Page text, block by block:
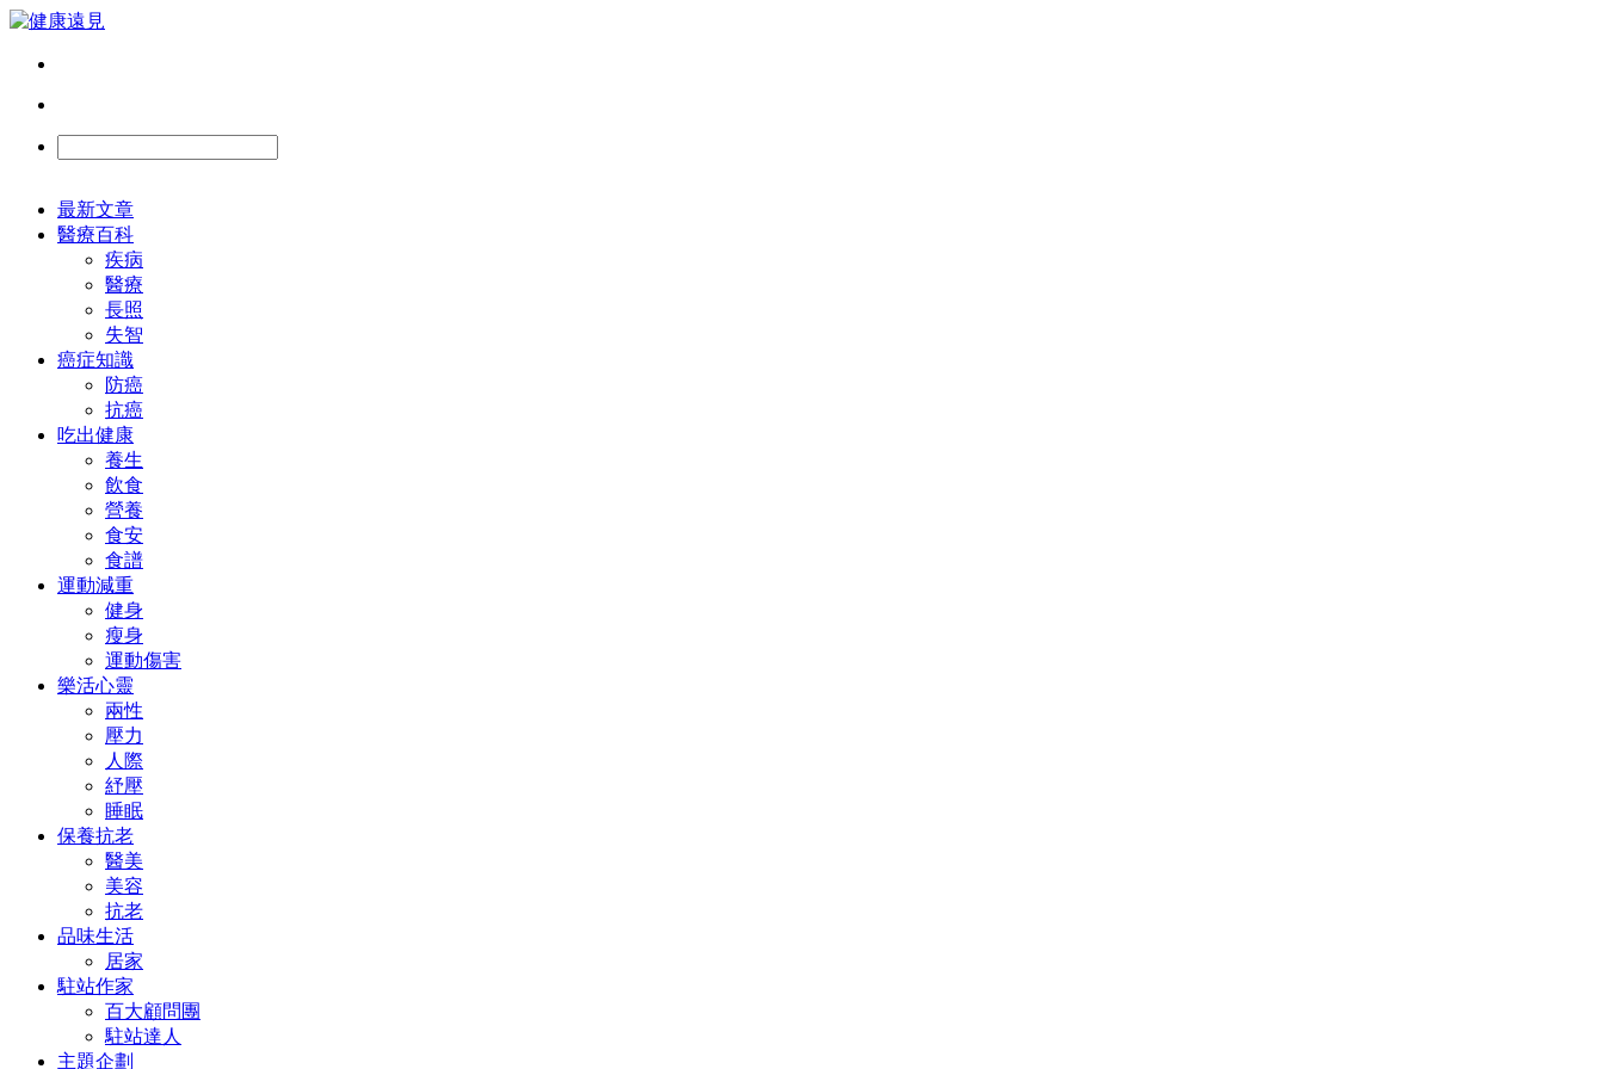
最新文章
醫療百科
疾病
醫療
長照
失智
癌症知識
防癌
抗癌
吃出健康
養生
飲食
營養
食安
食譜
運動減重
健身
瘦身
運動傷害
樂活心靈
兩性
壓力
人際
紓壓
睡眠
保養抗老
醫美
美容
抗老
品味生活
居家
駐站作家
百大顧問團
駐站達人
主題企劃